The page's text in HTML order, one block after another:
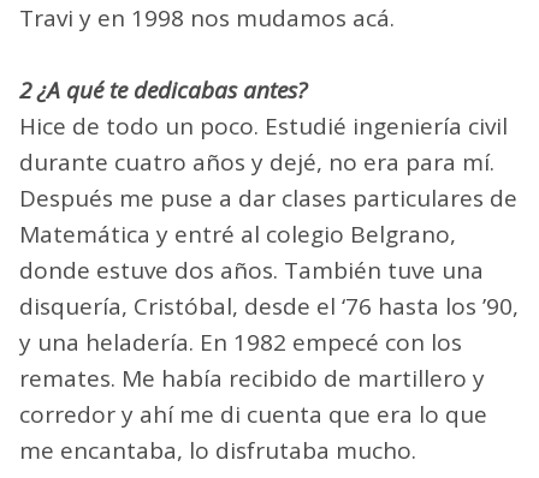
Travi y en 1998 nos mudamos acá.
2 ¿A qué te dedicabas antes?
Hice de todo un poco. Estudié ingeniería civil
durante cuatro años y dejé, no era para mí.
Después me puse a dar clases particulares de
Matemática y entré al colegio Belgrano,
donde estuve dos años. También tuve una
disquería, Cristóbal, desde el ‘76 hasta los ’90,
y una heladería. En 1982 empecé con los
remates. Me había recibido de martillero y
corredor y ahí me di cuenta que era lo que
me encantaba, lo disfrutaba mucho.